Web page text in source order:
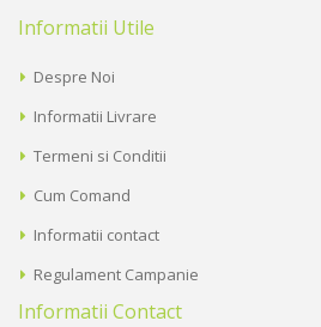
Informatii Utile
Despre Noi
Informatii Livrare
Termeni si Conditii
Cum Comand
Informatii contact
Regulament Campanie
Informatii Contact